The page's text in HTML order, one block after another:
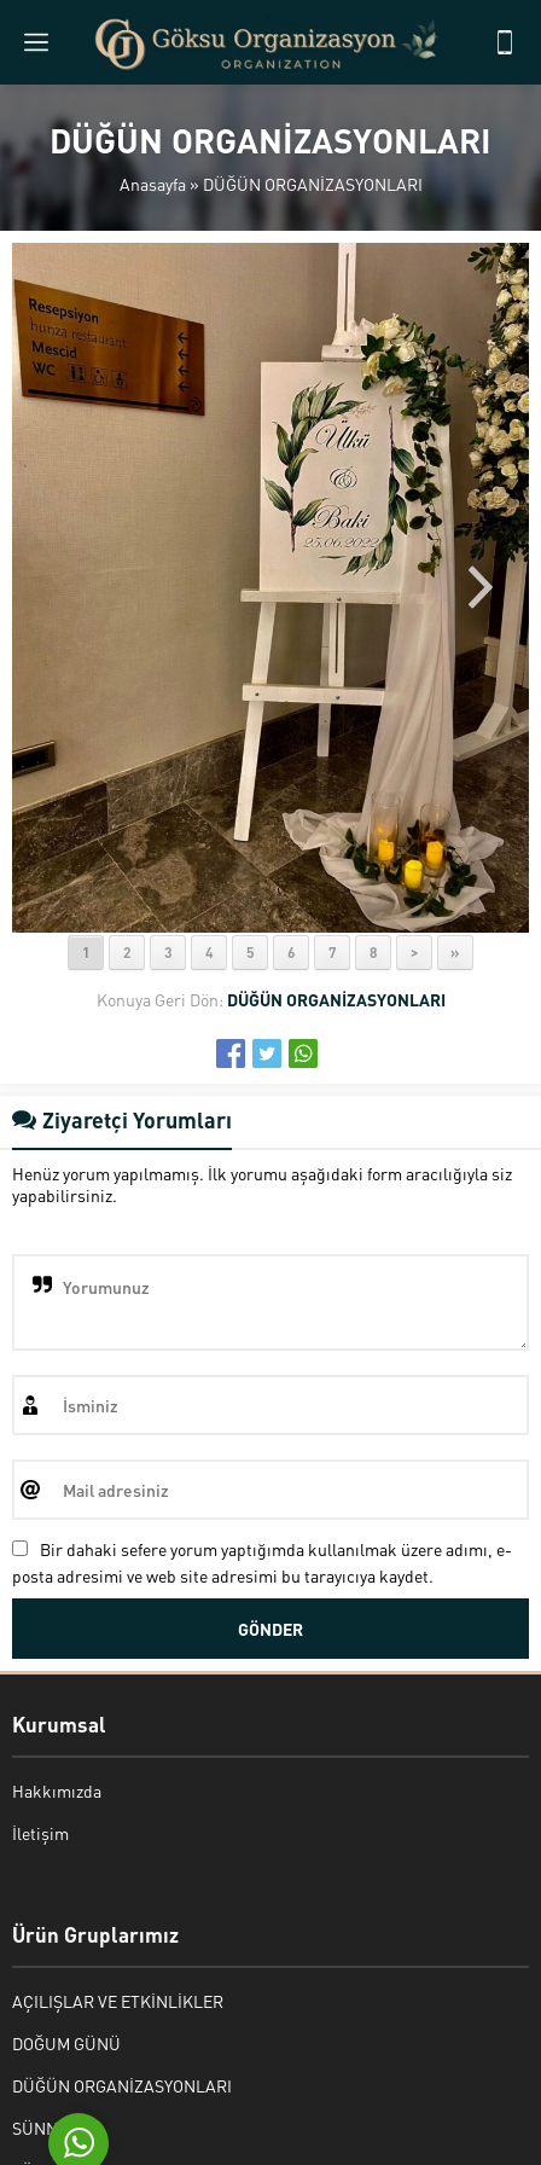
DÜĞÜN ORGANİZASYONLARI
Anasayfa»DÜĞÜN ORGANİZASYONLARI
1 2 3 4 5 6 7 8 > »
Konuya Geri Dön: DÜĞÜN ORGANİZASYONLARI
Ziyaretçi Yorumları
Henüz yorum yapılmamış. İlk yorumu aşağıdaki form aracılığıyla siz
yapabilirsiniz.
Bir dahaki sefere yorum yaptığımda kullanılmak üzere adımı, e-
posta adresimi ve web site adresimi bu tarayıcıya kaydet.
Kurumsal
Hakkımızda
İletişim
Ürün Gruplarımız
AÇILIŞLAR VE ETKİNLİKLER
DOĞUM GÜNÜ
DÜĞÜN ORGANİZASYONLARI
SÜNNET